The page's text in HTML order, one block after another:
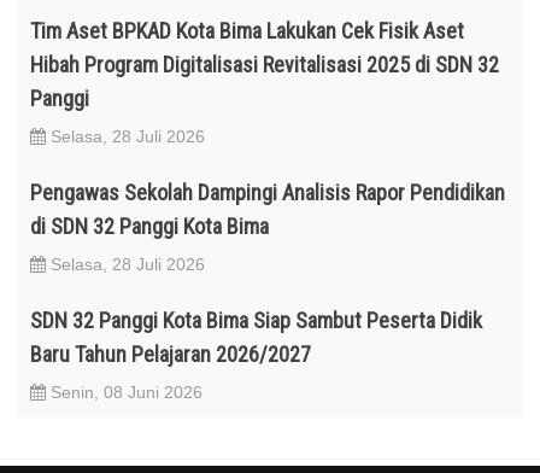
Tim Aset BPKAD Kota Bima Lakukan Cek Fisik Aset
Hibah Program Digitalisasi Revitalisasi 2025 di SDN 32
Panggi
Selasa, 28 Juli 2026
Pengawas Sekolah Dampingi Analisis Rapor Pendidikan
di SDN 32 Panggi Kota Bima
Selasa, 28 Juli 2026
SDN 32 Panggi Kota Bima Siap Sambut Peserta Didik
Baru Tahun Pelajaran 2026/2027
Senin, 08 Juni 2026